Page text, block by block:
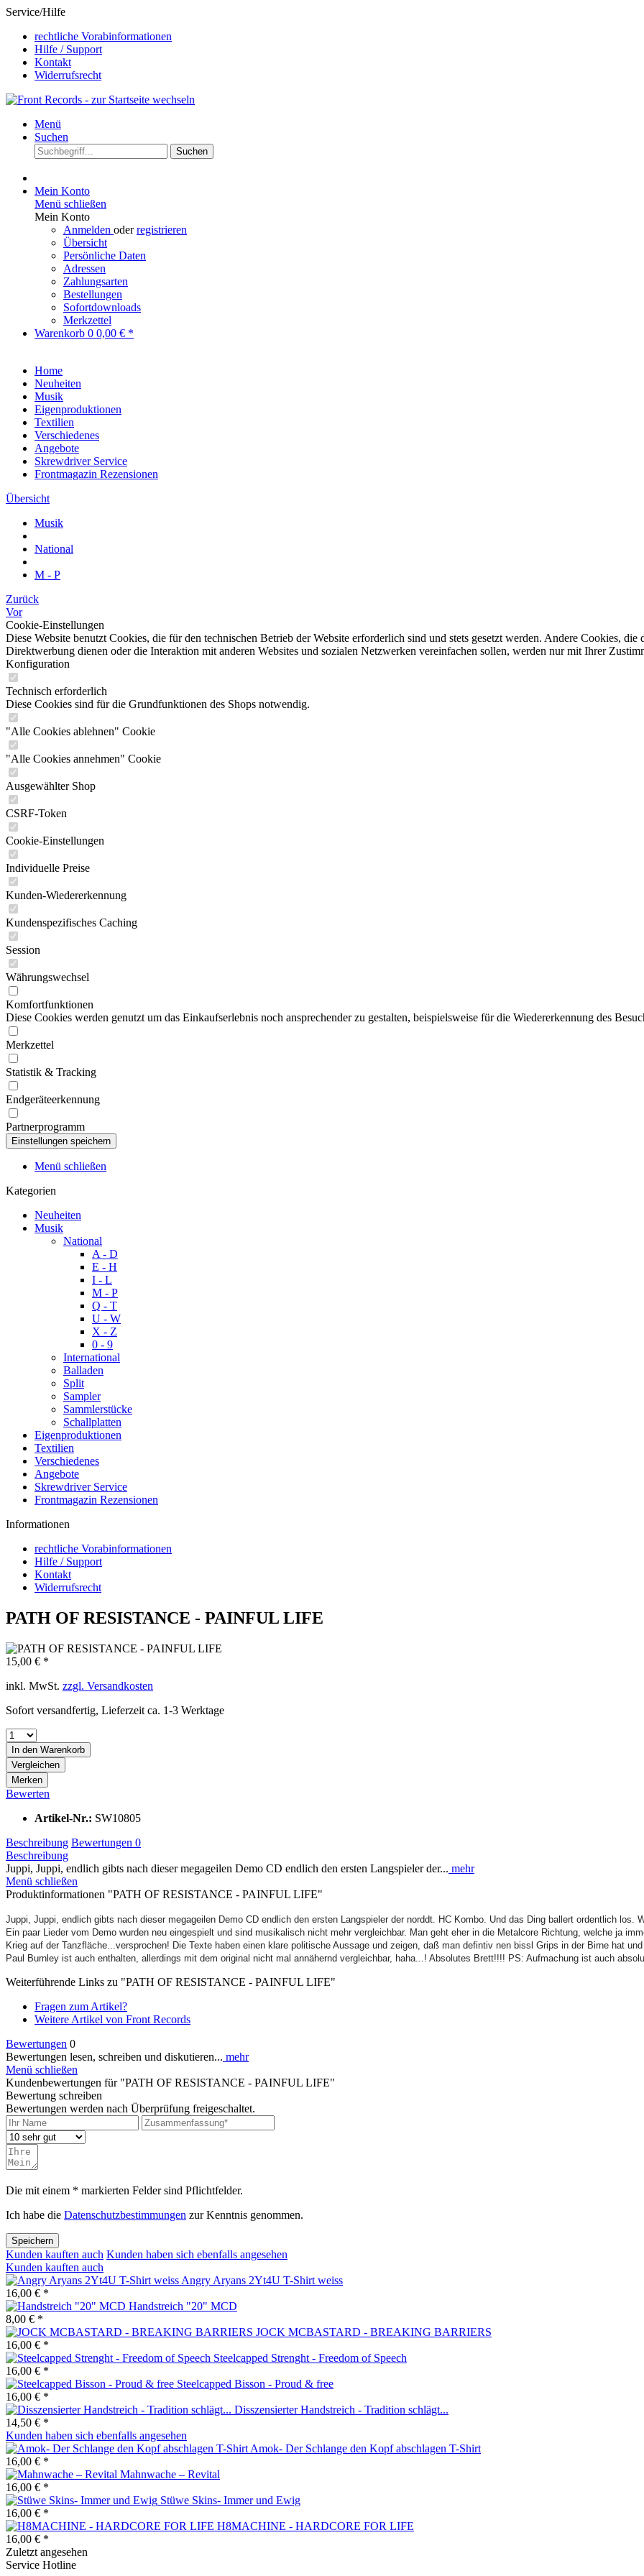
Service/Hilfe
rechtliche Vorabinformationen
Hilfe / Support
Kontakt
Widerrufsrecht
Menü
Suchen
Suchen
Mein Konto
Menü schließen
Mein Konto
Anmelden oderregistrieren
Übersicht
Persönliche Daten
Adressen
Zahlungsarten
Bestellungen
Sofortdownloads
Merkzettel
Warenkorb 0 0,00 € *
Home
Neuheiten
Musik
Eigenproduktionen
Textilien
Verschiedenes
Angebote
Skrewdriver Service
Frontmagazin Rezensionen
Übersicht
Musik
National
M - P
Zurück
Vor
Cookie-Einstellungen
Diese Website benutzt Cookies, die für den technischen Betrieb der Website erforderlich sind und stets gesetzt werden. Andere Cookies,
Direktwerbung dienen oder die Interaktion mit anderen Websites und sozialen Netzwerken vereinfachen sollen, werden nur mit Ihrer
Konfiguration
Technisch erforderlich
Diese Cookies sind für die Grundfunktionen des Shops notwendig.
"Alle Cookies ablehnen" Cookie
"Alle Cookies annehmen" Cookie
Ausgewählter Shop
CSRF-Token
Cookie-Einstellungen
Individuelle Preise
Kunden-Wiedererkennung
Kundenspezifisches Caching
Session
Währungswechsel
Komfortfunktionen
Diese Cookies werden genutzt um das Einkaufserlebnis noch ansprechender zu gestalten, beispielsweise für die Wiedererkennung des
Merkzettel
Statistik & Tracking
Endgeräteerkennung
Partnerprogramm
Menü schließen
Kategorien
Neuheiten
Musik
National
A - D
E - H
I - L
M - P
Q - T
U - W
X - Z
0 - 9
International
Balladen
Split
Sampler
Sammlerstücke
Schallplatten
Eigenproduktionen
Textilien
Verschiedenes
Angebote
Skrewdriver Service
Frontmagazin Rezensionen
Informationen
rechtliche Vorabinformationen
Hilfe / Support
Kontakt
Widerrufsrecht
PATH OF RESISTANCE - PAINFUL LIFE
15,00 € *
inkl. MwSt. zzgl. Versandkosten
Sofort versandfertig, Lieferzeit ca. 1-3 Werktage
In den Warenkorb
Vergleichen
Merken
Bewerten
Artikel-Nr.: SW10805
Beschreibung Bewertungen 0
Beschreibung
Juppi, Juppi, endlich gibts nach dieser megageilen Demo CD endlich den ersten Langspieler der... mehr
Menü schließen
Produktinformationen "PATH OF RESISTANCE - PAINFUL LIFE"
Juppi, Juppi, endlich gibts nach dieser megageilen Demo CD endlich den ersten Langspieler der norddt. HC Kombo. Und das Ding ballert ordentlich los.
Ein paar Lieder vom Demo wurden neu eingespielt und sind musikalisch nicht mehr vergleichbar. Man geht eher in die Metalcore Richtung, welche ja
Krieg auf der Tanzfläche...versprochen! Die Texte haben einen klare politische Aussage und zeigen, daß man defintiv nen bissl Grips in der Birne hat
Paul Burnley ist auch enthalten, allerdings mit dem original nicht mal annähernd vergleichbar, haha...! Absolutes Brett!!!! PS: Aufmachung ist auch
Weiterführende Links zu "PATH OF RESISTANCE - PAINFUL LIFE"
Fragen zum Artikel?
Weitere Artikel von Front Records
Bewertungen 0
Bewertungen lesen, schreiben und diskutieren... mehr
Menü schließen
Kundenbewertungen für "PATH OF RESISTANCE - PAINFUL LIFE"
Bewertung schreiben
Bewertungen werden nach Überprüfung freigeschaltet.
Die mit einem * markierten Felder sind Pflichtfelder.
Ich habe die Datenschutzbestimmungen zur Kenntnis genommen.
Speichern
Kunden kauften auch Kunden haben sich ebenfalls angesehen
Kunden kauften auch
Angry Aryans 2Yt4U T-Shirt weiss
16,00 € *
Handstreich "20" MCD
8,00 € *
JOCK MCBASTARD - BREAKING BARRIERS
16,00 € *
Steelcapped Strenght - Freedom of Speech
16,00 € *
Steelcapped Bisson - Proud & free
16,00 € *
Disszensierter Handstreich - Tradition schlägt...
14,50 € *
Kunden haben sich ebenfalls angesehen
Amok- Der Schlange den Kopf abschlagen T-Shirt
16,00 € *
Mahnwache – Revital
16,00 € *
Stüwe Skins- Immer und Ewig
16,00 € *
H8MACHINE - HARDCORE FOR LIFE
16,00 € *
Zuletzt angesehen
Service Hotline